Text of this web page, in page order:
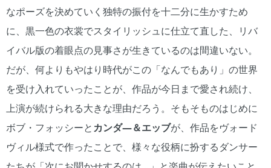
なポーズを決めていく独特の振付を十二分に生かすため
に、黒一色の衣裳でスタイリッシュに仕立て直した、リバ
イバル版の着眼点の見事さが生きているのは間違いない。
だが、何よりもやはり時代がこの「なんでもあり」の世界
を受け入れていったことが、作品が今日まで愛され続け、
上演が続けられる大きな理由だろう。そもそものはじめに
ボブ・フォッシーとカンダ―＆エッブが、作品をヴォード
ヴィル様式で作ったことで、様々な役柄に扮するダンサー